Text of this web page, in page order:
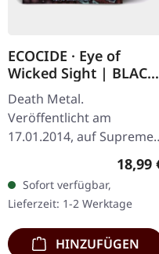
ECOCIDE · Eye of
Wicked Sight | BLACK
LP
Death Metal.
Veröffentlicht am
17.01.2014, auf Supreme
Schwarzes Vinyl, ltd. 200
180g schwarzes Vinyl
Schweres Cover (350g)
mit mattem…
18,99
Sofort verfügbar,
Lieferzeit: 1-2 Werktage
HINZUFÜGEN